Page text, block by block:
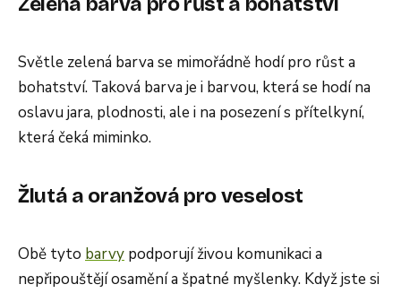
Světle zelená barva se mimořádně hodí pro růst a
bohatství. Taková barva je i barvou, která se hodí na
oslavu jara, plodnosti, ale i na posezení s přítelkyní,
která čeká miminko.
Žlutá a oranžová pro veselost
Obě tyto barvy podporují živou komunikaci a
nepřipouštějí osamění a špatné myšlenky. Když jste si